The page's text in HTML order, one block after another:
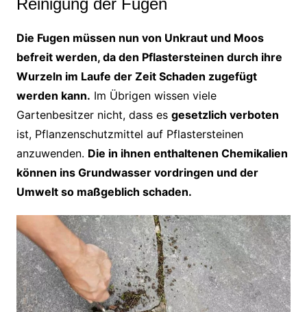
Reinigung der Fugen
Die Fugen müssen nun von Unkraut und Moos
befreit werden, da den Pflastersteinen durch ihre
Wurzeln im Laufe der Zeit Schaden zugefügt
werden kann. Im Übrigen wissen viele
Gartenbesitzer nicht, dass es gesetzlich verboten
ist, Pflanzenschutzmittel auf Pflastersteinen
anzuwenden. Die in ihnen enthaltenen Chemikalien
können ins Grundwasser vordringen und der
Umwelt so maßgeblich schaden.